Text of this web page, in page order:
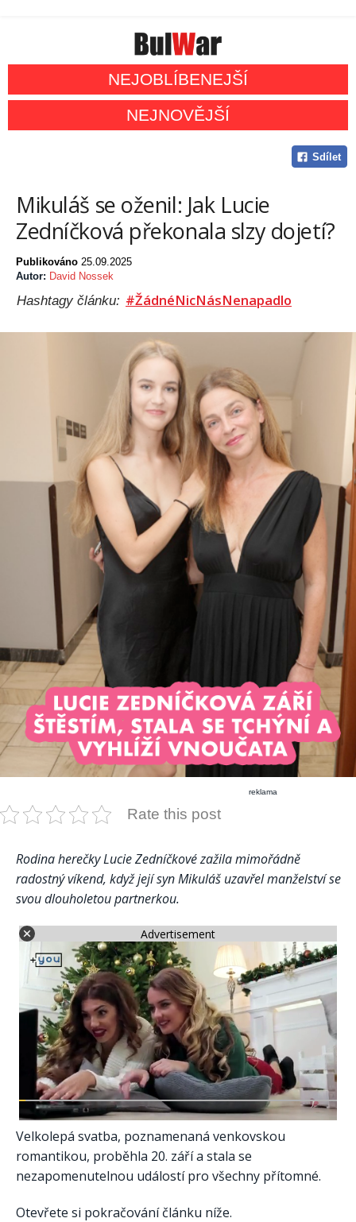
NEJOBLÍBENEJŠÍ
NEJNOVĚJŠÍ
Sdílet
Mikuláš se oženil: Jak Lucie
Zedníčková překonala slzy dojetí?
Publikováno 25.09.2025
Autor: David Nossek
Hashtagy článku: #ŽádnéNicNásNenapadlo
reklama
Rate this post
Rodina herečky Lucie Zedníčkové zažila mimořádně
radostný víkend, když její syn Mikuláš uzavřel manželství se
svou dlouholetou partnerkou.
Advertisement
Velkolepá svatba, poznamenaná venkovskou
romantikou, proběhla 20. září a stala se
nezapomenutelnou událostí pro všechny přítomné.
Otevřete si pokračování článku níže.